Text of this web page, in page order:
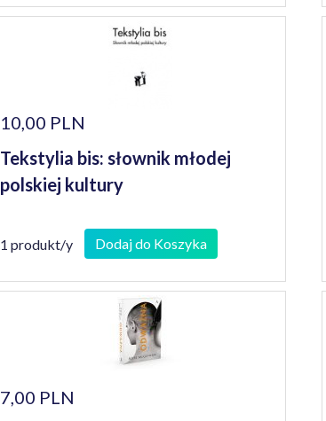
10,00 PLN
Tekstylia bis: słownik młodej
polskiej kultury
1 produkt/y Dodaj do Koszyka
7,00 PLN